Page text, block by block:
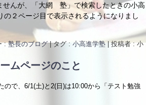
せんが、「大網 塾」で検索したときの小高
の２ページ目で表示されるようになりまし
:塾長のブログ |タグ : 小高進学塾 |投稿者 : 小
ムページのこと
ので、6/1(土)と2(日)は10:00から「テスト勉強